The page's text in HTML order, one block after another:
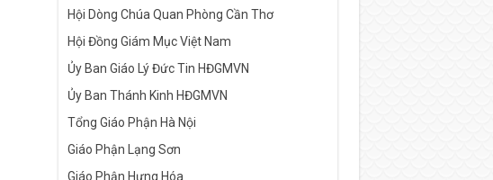
Hội Dòng Chúa Quan Phòng Cần Thơ
Hội Đồng Giám Mục Việt Nam
Ủy Ban Giáo Lý Đức Tin HĐGMVN
Ủy Ban Thánh Kinh HĐGMVN
Tổng Giáo Phận Hà Nội
Giáo Phận Lạng Sơn
Giáo Phận Hưng Hóa